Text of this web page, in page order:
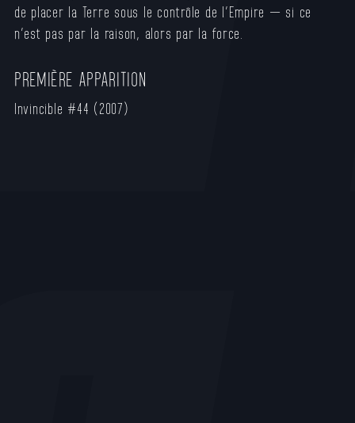
de placer la Terre sous le contrôle de l’Empire — si ce
n’est pas par la raison, alors par la force.
PREMIÈRE APPARITION
Invincible #44 (2007)​